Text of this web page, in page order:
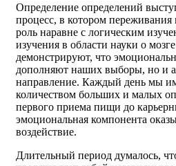
Определение определений
процесс, в котором
роль наравне с логическим
изучения в области науки о
демонстрируют, что
дополняют наших выборы, но и
направление. Каждый день мы
количеством больших и малых
первого приема пищи до
эмоциональная компонента
воздействие.
Длительный период думалось,